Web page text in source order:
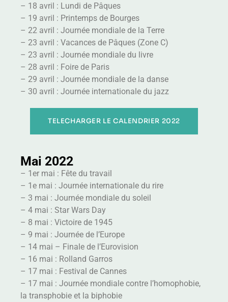
– 18 avril : Lundi de Pâques
– 19 avril : Printemps de Bourges
– 22 avril : Journée mondiale de la Terre
– 23 avril : Vacances de Pâques (Zone C)
– 23 avril : Journée mondiale du livre
– 28 avril : Foire de Paris
– 29 avril : Journée mondiale de la danse
– 30 avril : Journée internationale du jazz
TELECHARGER LE CALENDRIER 2022
Mai 2022
– 1er mai : Fête du travail
– 1e mai : Journée internationale du rire
– 3 mai : Journée mondiale du soleil
– 4 mai : Star Wars Day
– 8 mai : Victoire de 1945
– 9 mai : Journée de l’Europe
– 14 mai – Finale de l’Eurovision
– 16 mai : Rolland Garros
– 17 mai : Festival de Cannes
– 17 mai : Journée mondiale contre l’homophobie,
la transphobie et la biphobie